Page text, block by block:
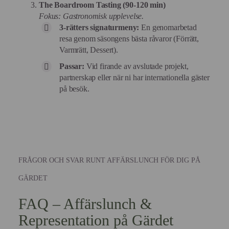
The Boardroom Tasting (90-120 min)
Fokus: Gastronomisk upplevelse.
3-rätters signaturmeny: En genomarbetad
resa genom säsongens bästa råvaror (Förrätt,
Varmrätt, Dessert).
Passar: Vid firande av avslutade projekt,
partnerskap eller när ni har internationella gäster
på besök.
FRÅGOR OCH SVAR RUNT AFFÄRSLUNCH FÖR DIG PÅ
GÄRDET
FAQ – Affärslunch &
Representation på Gärdet